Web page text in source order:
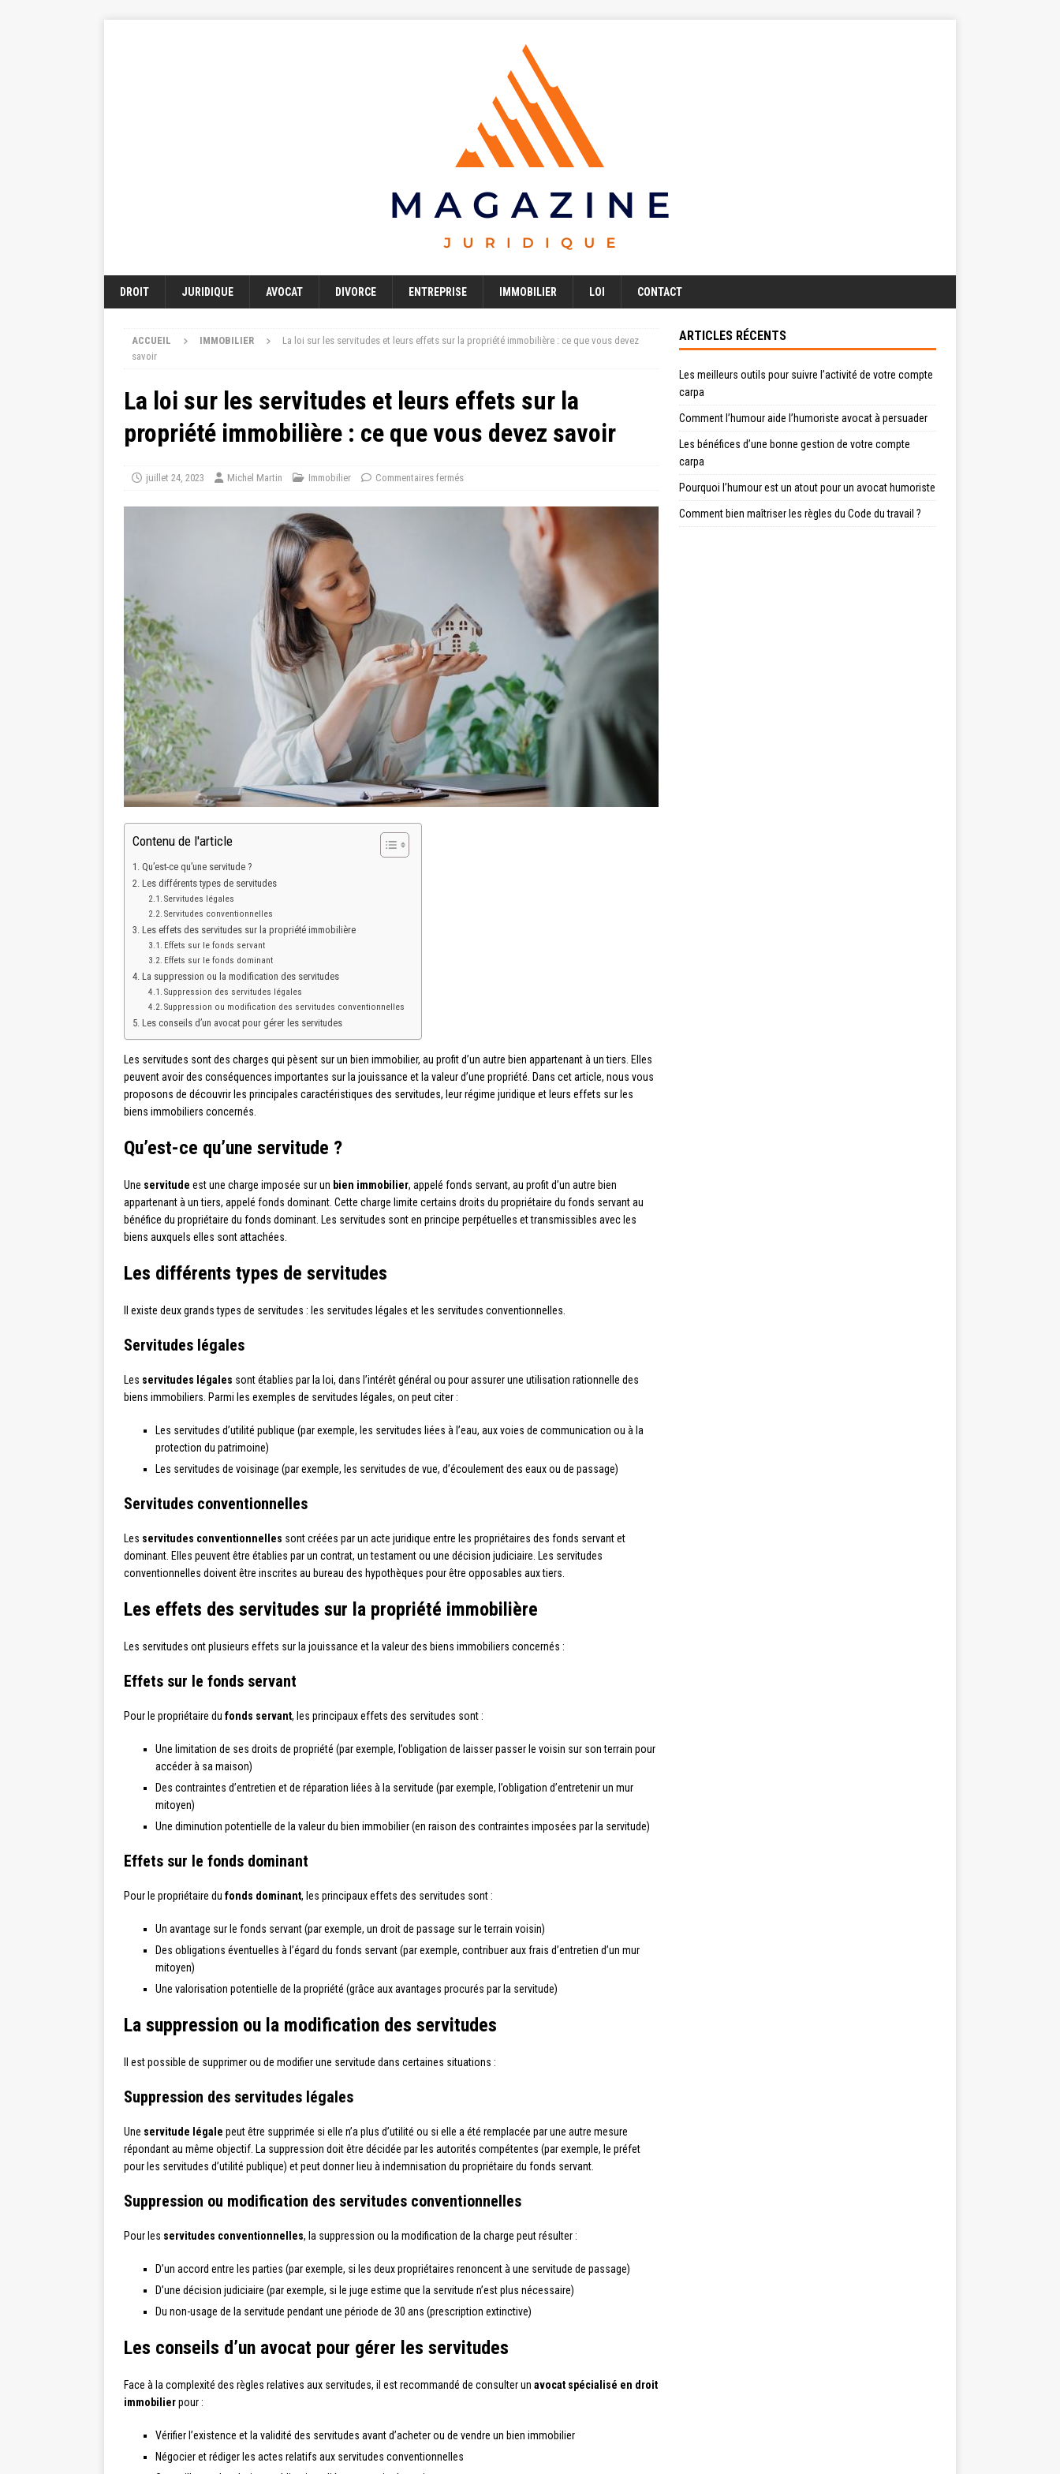
DROIT JURIDIQUE AVOCAT DIVORCE ENTREPRISE IMMOBILIER LOI CONTACT
ACCUEIL IMMOBILIER
La loi sur les servitudes et leurs effets sur la propriété immobilière : ce que vous devez
savoir
La loi sur les servitudes et leurs effets sur la
propriété immobilière : ce que vous devez savoir
juillet 24, 2023 Michel Martin Immobilier Commentaires fermés
Contenu de l'article
Qu’est-ce qu’une servitude ?
Les différents types de servitudes
Servitudes légales
Servitudes conventionnelles
Les effets des servitudes sur la propriété immobilière
Effets sur le fonds servant
Effets sur le fonds dominant
La suppression ou la modification des servitudes
Suppression des servitudes légales
Suppression ou modification des servitudes conventionnelles
Les conseils d’un avocat pour gérer les servitudes
Les servitudes sont des charges qui pèsent sur un bien immobilier, au profit d’un autre bien appartenant à un tiers. Elles
peuvent avoir des conséquences importantes sur la jouissance et la valeur d’une propriété. Dans cet article, nous vous
proposons de découvrir les principales caractéristiques des servitudes, leur régime juridique et leurs effets sur les
biens immobiliers concernés.
Qu’est-ce qu’une servitude ?
Une servitude est une charge imposée sur un bien immobilier, appelé fonds servant, au profit d’un autre bien
appartenant à un tiers, appelé fonds dominant. Cette charge limite certains droits du propriétaire du fonds servant au
bénéfice du propriétaire du fonds dominant. Les servitudes sont en principe perpétuelles et transmissibles avec les
biens auxquels elles sont attachées.
Les différents types de servitudes
Il existe deux grands types de servitudes : les servitudes légales et les servitudes conventionnelles.
Servitudes légales
Les servitudes légales sont établies par la loi, dans l’intérêt général ou pour assurer une utilisation rationnelle des
biens immobiliers. Parmi les exemples de servitudes légales, on peut citer :
Les servitudes d’utilité publique (par exemple, les servitudes liées à l’eau, aux voies de communication ou à la
protection du patrimoine)
Les servitudes de voisinage (par exemple, les servitudes de vue, d’écoulement des eaux ou de passage)
Servitudes conventionnelles
Les servitudes conventionnelles sont créées par un acte juridique entre les propriétaires des fonds servant et
dominant. Elles peuvent être établies par un contrat, un testament ou une décision judiciaire. Les servitudes
conventionnelles doivent être inscrites au bureau des hypothèques pour être opposables aux tiers.
Les effets des servitudes sur la propriété immobilière
Les servitudes ont plusieurs effets sur la jouissance et la valeur des biens immobiliers concernés :
Effets sur le fonds servant
Pour le propriétaire du fonds servant, les principaux effets des servitudes sont :
Une limitation de ses droits de propriété (par exemple, l’obligation de laisser passer le voisin sur son terrain pour
accéder à sa maison)
Des contraintes d’entretien et de réparation liées à la servitude (par exemple, l’obligation d’entretenir un mur
mitoyen)
Une diminution potentielle de la valeur du bien immobilier (en raison des contraintes imposées par la servitude)
Effets sur le fonds dominant
Pour le propriétaire du fonds dominant, les principaux effets des servitudes sont :
Un avantage sur le fonds servant (par exemple, un droit de passage sur le terrain voisin)
Des obligations éventuelles à l’égard du fonds servant (par exemple, contribuer aux frais d’entretien d’un mur
mitoyen)
Une valorisation potentielle de la propriété (grâce aux avantages procurés par la servitude)
La suppression ou la modification des servitudes
Il est possible de supprimer ou de modifier une servitude dans certaines situations :
Suppression des servitudes légales
Une servitude légale peut être supprimée si elle n’a plus d’utilité ou si elle a été remplacée par une autre mesure
répondant au même objectif. La suppression doit être décidée par les autorités compétentes (par exemple, le préfet
pour les servitudes d’utilité publique) et peut donner lieu à indemnisation du propriétaire du fonds servant.
Suppression ou modification des servitudes conventionnelles
Pour les servitudes conventionnelles, la suppression ou la modification de la charge peut résulter :
D’un accord entre les parties (par exemple, si les deux propriétaires renoncent à une servitude de passage)
D’une décision judiciaire (par exemple, si le juge estime que la servitude n’est plus nécessaire)
Du non-usage de la servitude pendant une période de 30 ans (prescription extinctive)
Les conseils d’un avocat pour gérer les servitudes
Face à la complexité des règles relatives aux servitudes, il est recommandé de consulter un avocat spécialisé en droit
immobilierpour :
Vérifier l’existence et la validité des servitudes avant d’acheter ou de vendre un bien immobilier
Négocier et rédiger les actes relatifs aux servitudes conventionnelles
ARTICLES RÉCENTS
Les meilleurs outils pour suivre l’activité de votre compte
carpa
Comment l’humour aide l’humoriste avocat à persuader
Les bénéfices d’une bonne gestion de votre compte
carpa
Pourquoi l’humour est un atout pour un avocat humoriste
Comment bien maîtriser les règles du Code du travail ?